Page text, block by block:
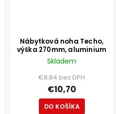
Nábytková noha Techo,
výška 270mm, aluminium
Skladem
€8,84 bez DPH
€10,70
DO KOŠÍKA